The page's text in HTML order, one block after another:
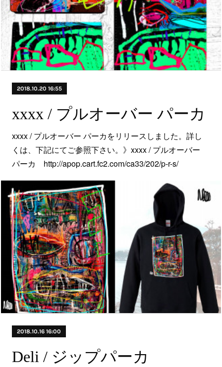
2018.10.20 16:55
xxxx / プルオーバー パーカ
xxxx / プルオーバー パーカをリリースしました。詳し
くは、下記にてご参照下さい。》xxxx / プルオーバー
パーカ http://apop.cart.fc2.com/ca33/202/p-r-s/
2018.10.16 16:00
Deli / ジップパーカ